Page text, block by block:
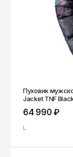
Пуховик
Jacket TNF
64 990 ₽
L